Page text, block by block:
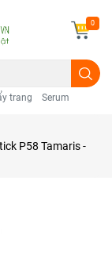
trang Serum
0
P58 Tamaris -